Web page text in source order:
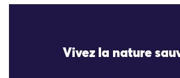
Vivez la nature